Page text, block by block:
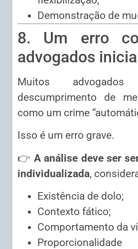
Demonstração de
8. Um erro
advogados
Muitos
descumprimento de
como um crime
Isso é um erro grave.
👉A análise deve ser
individualizada,
Existência de dolo;
Contexto fático;
Comportamento da